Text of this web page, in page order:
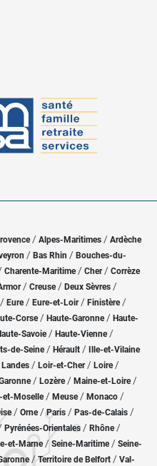
/ Alpes-Maritimes / Ardèche
/ Bas Rhin / Bouches-du-
Charente-Maritime/ Cher / Corrèze
/ Creuse/ Deux Sèvres /
/ Eure/ Eure-et-Loir / Finistère/
Corse/ Haute-Garonne/ Haute-
Savoie/ Haute-Vienne/
de-Seine/ Hérault / Ille-et-Vilaine
Landes / Loir-et-Cher/ Loire/
/ Lozère / Maine-et-Loire/
et-Moselle/ Meuse/ Monaco /
/ Orne/Paris / Pas-de-Calais /
Pyrénées-Orientales / Rhône/
et-Marne/ Seine-Maritime/ Seine-
/Territoire de Belfort / Val-